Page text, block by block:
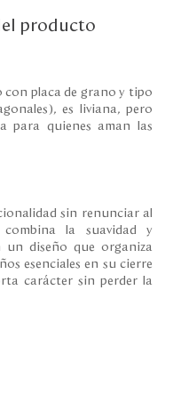
producto
con placa de grano y tipo
es liviana, pero
para quienes aman las
sin renunciar al
la suavidad y
un diseño que organiza
esenciales en su cierre
carácter sin perder la